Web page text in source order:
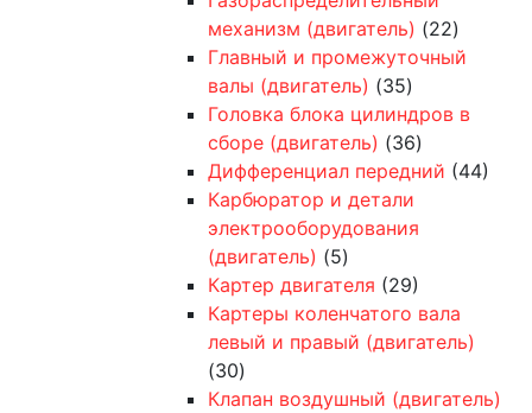
механизм (двигатель) (22)
Главный и промежуточный
валы (двигатель) (35)
Головка блока цилиндров в
сборе (двигатель) (36)
Дифференциал передний (44)
Карбюратор и детали
электрооборудования
(двигатель) (5)
Картер двигателя (29)
Картеры коленчатого вала
левый и правый (двигатель)
(30)
Клапан воздушный (двигатель)